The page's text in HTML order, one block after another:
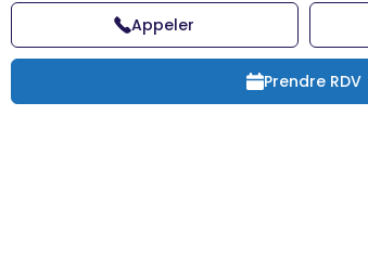
Appeler
Prendre RDV